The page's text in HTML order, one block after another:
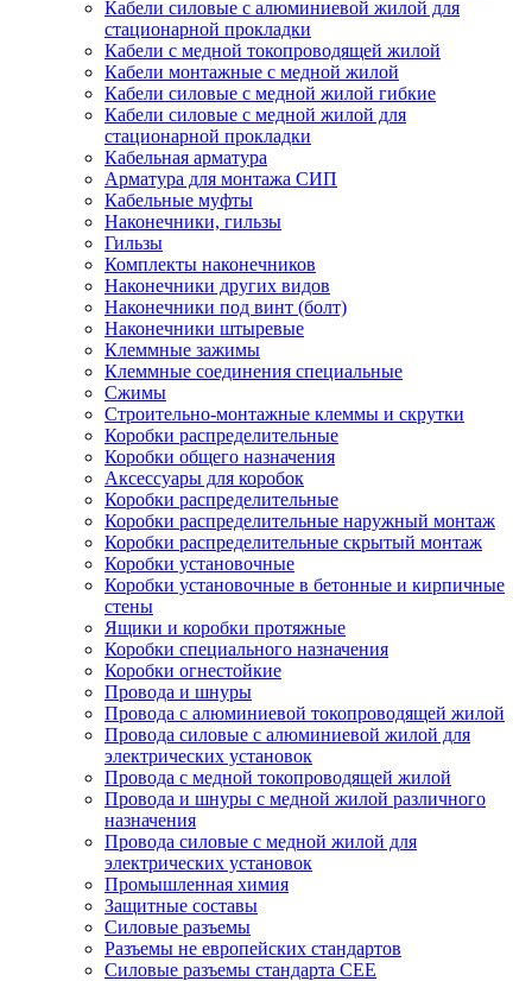
Кабели силовые с алюминиевой жилой для
стационарной прокладки
Кабели с медной токопроводящей жилой
Кабели монтажные с медной жилой
Кабели силовые с медной жилой гибкие
Кабели силовые с медной жилой для
стационарной прокладки
Кабельная арматура
Арматура для монтажа СИП
Кабельные муфты
Наконечники, гильзы
Гильзы
Комплекты наконечников
Наконечники других видов
Наконечники под винт (болт)
Наконечники штыревые
Клеммные зажимы
Клеммные соединения специальные
Сжимы
Строительно-монтажные клеммы и скрутки
Коробки распределительные
Коробки общего назначения
Аксессуары для коробок
Коробки распределительные
Коробки распределительные наружный монтаж
Коробки распределительные скрытый монтаж
Коробки установочные
Коробки установочные в бетонные и кирпичные
стены
Ящики и коробки протяжные
Коробки специального назначения
Коробки огнестойкие
Провода и шнуры
Провода с алюминиевой токопроводящей жилой
Провода силовые с алюминиевой жилой для
электрических установок
Провода с медной токопроводящей жилой
Провода и шнуры с медной жилой различного
назначения
Провода силовые с медной жилой для
электрических установок
Промышленная химия
Защитные составы
Силовые разъемы
Разъемы не европейских стандартов
Силовые разъемы стандарта CEE